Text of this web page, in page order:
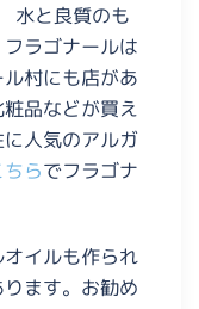
水と良質のも
ラゴナールは
村にも店があ
品などが買え
人気のアルガ
ちらでフラゴナ
イルも作られ
ます。お勧め